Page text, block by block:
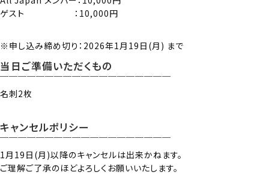
ゲスト ：10,000円
※申し込み締め切り：2026年1月19日(月) まで
当日ご準備いただくもの
￣￣￣￣￣￣￣￣￣￣￣￣￣￣￣￣￣￣￣
名刺2枚
キャンセルポリシー
￣￣￣￣￣￣￣￣￣￣￣￣￣￣￣￣￣￣￣
1月19日(月)以降のキャンセルは出来かねます。
ご理解ご了承のほどよろしくお願いいたします。